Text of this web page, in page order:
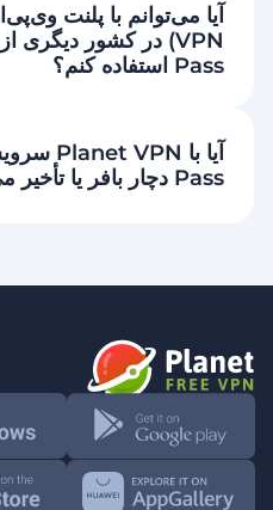
Pass استفاده کنم؟
Pass دچار بافر یا تأخیر می‌شود؟